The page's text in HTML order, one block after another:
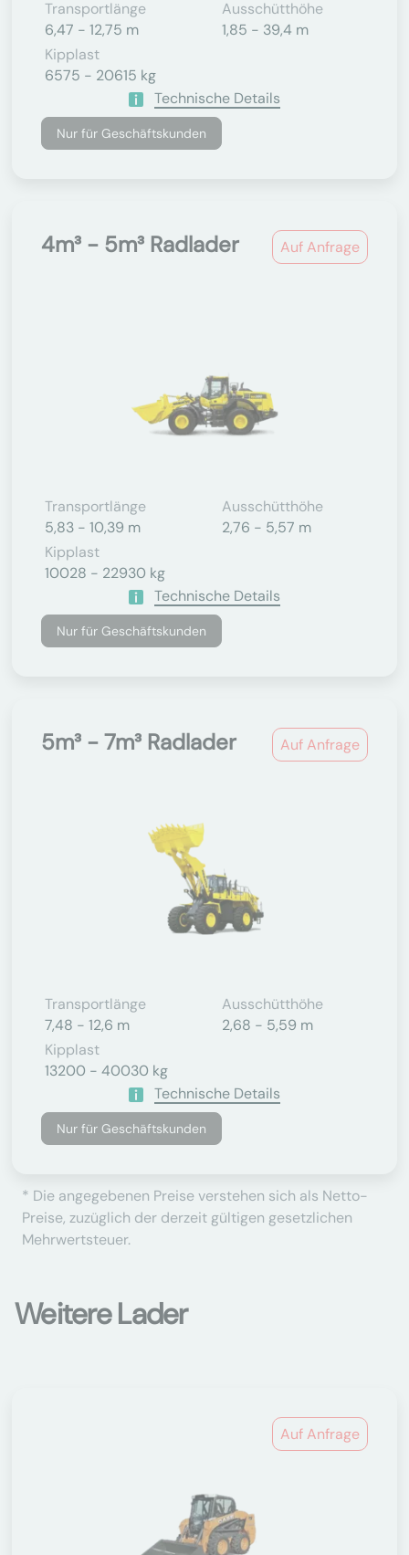
Transportlänge
6,47 - 12,75 m
Ausschütthöhe
1,85 - 39,4 m
Kipplast
6575 - 20615 kg
Technische Details
Nur für Geschäftskunden
Auf Anfrage
4m³ - 5m³ Radlader
Transportlänge
5,83 - 10,39 m
Ausschütthöhe
2,76 - 5,57 m
Kipplast
10028 - 22930 kg
Technische Details
Nur für Geschäftskunden
Auf Anfrage
5m³ - 7m³ Radlader
Transportlänge
7,48 - 12,6 m
Ausschütthöhe
2,68 - 5,59 m
Kipplast
13200 - 40030 kg
Technische Details
Nur für Geschäftskunden
* Die angegebenen Preise verstehen sich als Netto-
Preise, zuzüglich der derzeit gültigen gesetzlichen
Mehrwertsteuer.
Weitere Lader
Auf Anfrage